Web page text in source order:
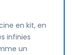
en kit, en
infinies
un